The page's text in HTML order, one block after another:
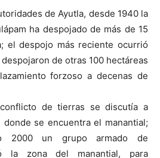
de Ayutla, desde 1940 la
ha despojado de más de 15
el despojo más reciente ocurrió
de otras 100 hectáreas
forzoso a decenas de
de tierras se discutía a
se encuentra el manantial;
2000 un grupo armado de
la zona del manantial, para